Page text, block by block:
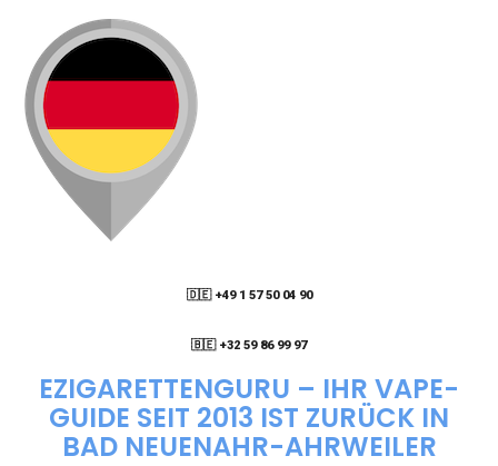
🇩🇪 +49 1 57 50 04 90
🇧🇪 +32 59 86 99 97
EZIGARETTENGURU – IHR VAPE-
GUIDE SEIT 2013 IST ZURÜCK IN
BAD NEUENAHR-AHRWEILER